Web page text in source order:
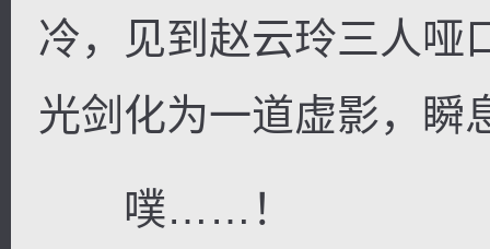
冷，见到赵云玲三人哑
光剑化为一道虚影，瞬
噗……！